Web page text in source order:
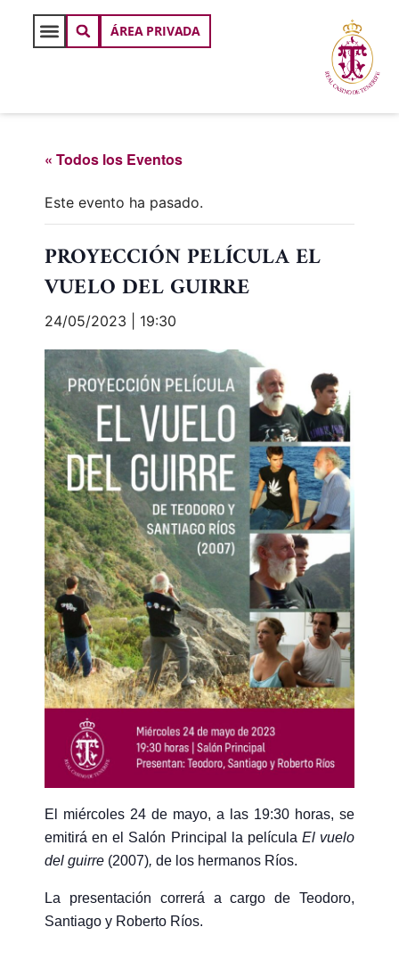
ÁREA PRIVADA
« Todos los Eventos
Este evento ha pasado.
PROYECCIÓN PELÍCULA EL
VUELO DEL GUIRRE
24/05/2023 | 19:30
El miércoles 24 de mayo, a las 19:30 horas, se
emitirá en el Salón Principal la película El vuelo
del guirre (2007), de los hermanos Ríos.
La presentación correrá a cargo de Teodoro,
Santiago y Roberto Ríos.